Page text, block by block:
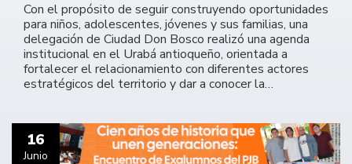
Con el propósito de seguir construyendo oportunidades
para niños, adolescentes, jóvenes y sus familias, una
delegación de Ciudad Don Bosco realizó una agenda
institucional en el Urabá antioqueño, orientada a
fortalecer el relacionamiento con diferentes actores
estratégicos del territorio y dar a conocer la…
16
Junio